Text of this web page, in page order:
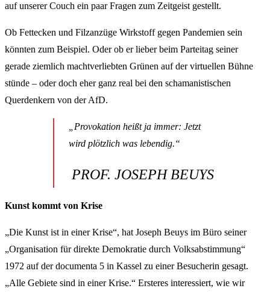
auf unserer Couch ein paar Fragen zum Zeitgeist gestellt.
Ob Fettecken und Filzanzüge Wirkstoff gegen Pandemien sein
könnten zum Beispiel. Oder ob er lieber beim Parteitag seiner
gerade ziemlich machtverliebten Grünen auf der virtuellen Bühne
stünde – oder doch eher ganz real bei den schamanistischen
Querdenkern von der AfD.
„Provokation heißt ja immer: Jetzt
wird plötzlich was lebendig.“
PROF. JOSEPH BEUYS
Kunst kommt von Krise
„Die Kunst ist in einer Krise“, hat Joseph Beuys im Büro seiner
„Organisation für direkte Demokratie durch Volksabstimmung“
1972 auf der documenta 5 in Kassel zu einer Besucherin gesagt.
„Alle Gebiete sind in einer Krise.“ Ersteres interessiert, wie wir